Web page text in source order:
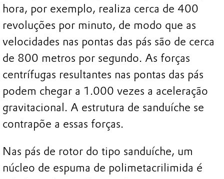
hora, por exemplo, realiza cerca de 400
revoluções por minuto, de modo que as
velocidades nas pontas das pás são de cerca
de 800 metros por segundo. As forças
centrífugas resultantes nas pontas das pás
podem chegar a 1.000 vezes a aceleração
gravitacional. A estrutura de sanduíche se
contrapõe a essas forças.
Nas pás de rotor do tipo sanduíche, um
núcleo de espuma de polimetacrilimida é